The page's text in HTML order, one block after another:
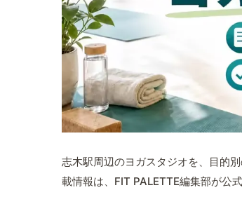
志木駅周辺のヨガスタジオを、目的
載情報は、FIT PALETTE編集部が公